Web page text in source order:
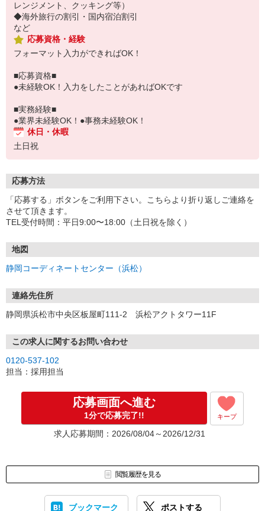
レンジメント、クッキング等）
◆海外旅行の割引・国内宿泊割引
など
応募資格・経験
フォーマット入力ができればOK！
■応募資格■
●未経験OK！入力をしたことがあればOKです
■実務経験■
●業界未経験OK！●事務未経験OK！
休日・休暇
土日祝
応募方法
「応募する」ボタンをご利用下さい。こちらより折り返しご連絡を
させて頂きます。
TEL受付時間：平日9:00〜18:00（土日祝を除く）
地図
静岡コーディネートセンター（浜松）
連絡先住所
静岡県浜松市中央区板屋町111-2 浜松アクトタワー11F
この求人に関するお問い合わせ
0120-537-102
担当：採用担当
応募画面へ進む
1分で応募完了!! キープ
求人応募期間：2026/08/04～2026/12/31
閲覧履歴を見る
ブックマーク ポストする